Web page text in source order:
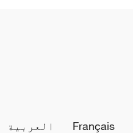
Français العربية